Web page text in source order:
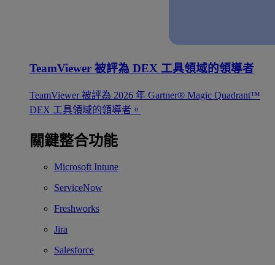
TeamViewer 被評為 DEX 工具領域的領導者
TeamViewer 被評為 2026 年 Gartner® Magic Quadrant™
DEX 工具領域的領導者。
關鍵整合功能
Microsoft Intune
ServiceNow
Freshworks
Jira
Salesforce